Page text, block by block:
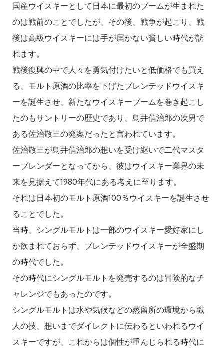
国産ウイスキーとして日本に最初のブームが生まれた
のは戦前のことでしたが、その後、戦争が起こり、戦
後は高級ウイスキーには手が届かない貧しい時代が訪
れます。
戦後復興の中で人々を勇気付けたいと低価格でも買え
る、モルト原酒の比率を下げたブレンテッドウイスキ
ーを誕生させ、新たなウイスキーブームを巻き起こし
たのもサントリーの歴史であり、鳥井信治郎の次男で
ある佐治敬三の発案だったと言われています。
佐治敬三が鳥井信治郎の想いを受け継いで二代マスタ
ーブレンダーとなってから、彼はウイスキー業界の未
来を見据えて1980年代にある考えに至ります。
それは日本初のモルト原酒100％ウイスキーを誕生させ
ることでした。
当時、シングルモルトは一部のウイスキー愛好家にし
か飲まれておらず、ブレンテッドウイスキーが全盛期
の時代でした。
その時代にシングルモルトを発売するのは冒険的なチ
ャレンジでもあったのです。
シングルモルトは水や気候などの蒸留所の環境から職
人の技、想いまでダイレクトに伝わるといわれるウイ
スキーですが、これからは個性が重んじられる時代に